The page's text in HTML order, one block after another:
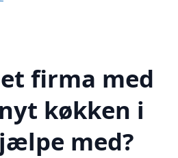
firma med
køkken i
med?